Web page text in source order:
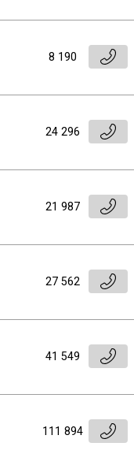
8 190
24 296
21 987
27 562
41 549
111 894